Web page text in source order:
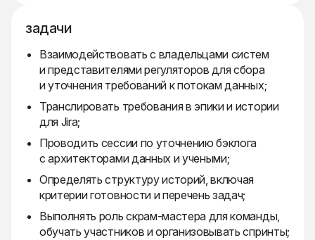
задачи
Взаимодействовать с владельцами систем
и представителями регуляторов для сбора
и уточнения требований к потокам данных;
Транслировать требования в эпики и истории
для Jira;
Проводить сессии по уточнению бэклога
с архитекторами данных и учеными;
Определять структуру историй, включая
критерии готовности и перечень задач;
Выполнять роль скрам-мастера для команды,
обучать участников и организовывать спринты;